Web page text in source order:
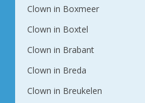
Clown in Boxmeer
Clown in Boxtel
Clown in Brabant
Clown in Breda
Clown in Breukelen